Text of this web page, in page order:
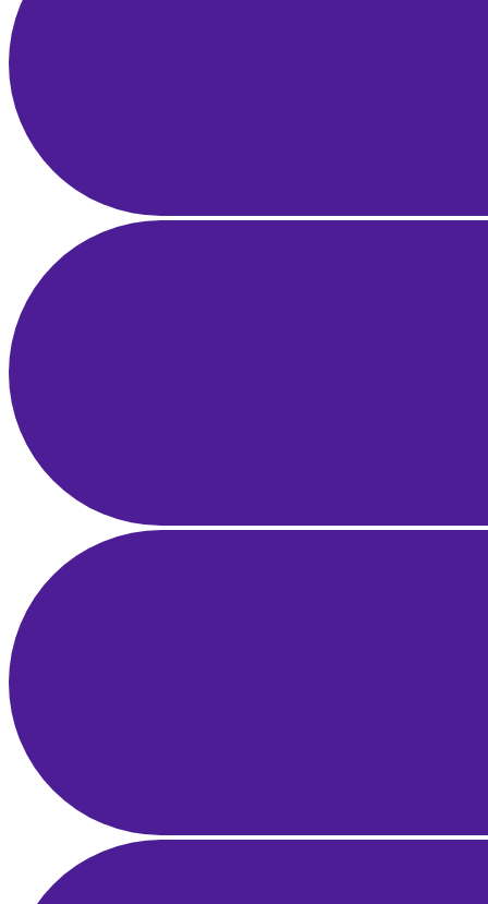
1 Nis 2025
Influencer Pazarlama Rehberi: Markalar için Strateji, Keşif ve ROI
Ölçümü
28 Mar 2025
İşletme Fikrini Doğrulama Rehberi: Pazar Araştırması, MVP ve
Erken Geri Bildirim
25 Mar 2025
Yerel SEO Rehberi: Google Haritalar ve Google İşletme Profili ile
Bölgesel Liderlik
21 Mar 2025